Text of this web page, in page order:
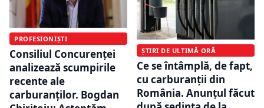
PROFESIONIȘTI
Consiliul Concurenței
analizează scumpirile
recente ale
carburanților. Bogdan
ȘTIRI DE ULTIMĂ ORĂ
Ce se întâmplă, de fapt,
cu carburanții din
România. Anunțul făcut